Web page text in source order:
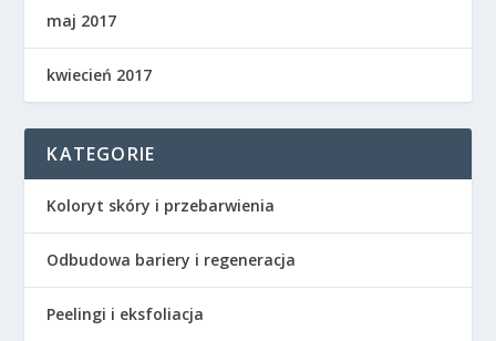
maj 2017
kwiecień 2017
KATEGORIE
Koloryt skóry i przebarwienia
Odbudowa bariery i regeneracja
Peelingi i eksfoliacja